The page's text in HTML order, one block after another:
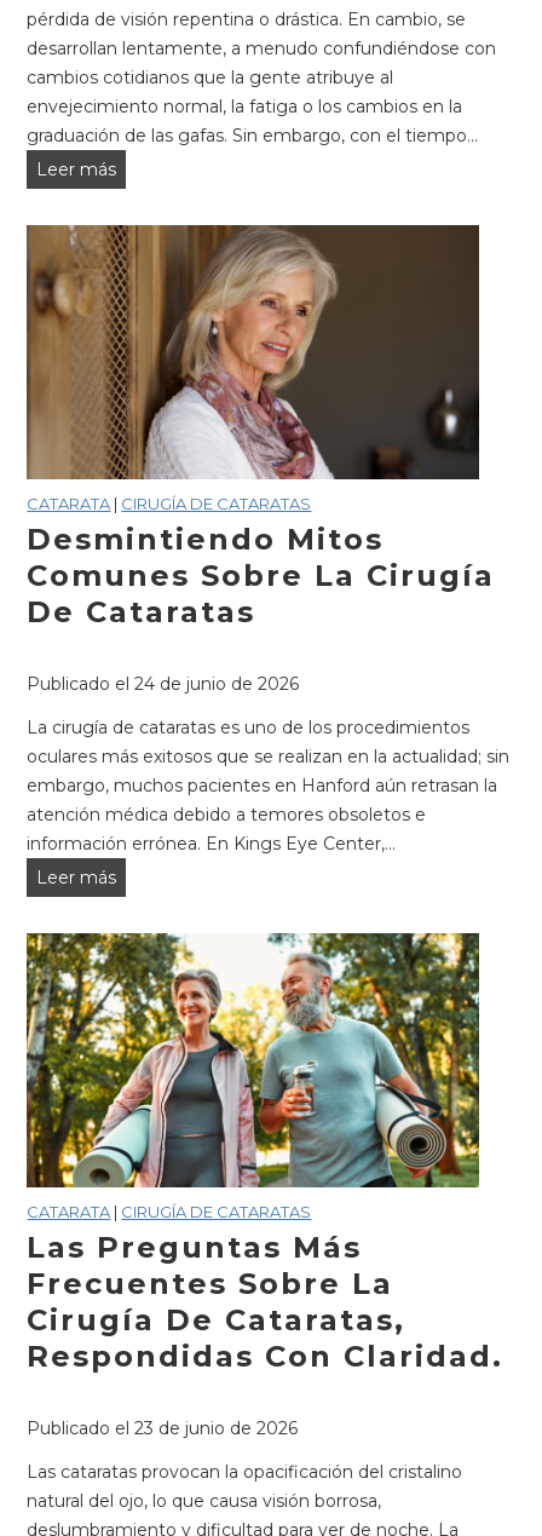
pérdida de visión repentina o drástica. En cambio, se
desarrollan lentamente, a menudo confundiéndose con
cambios cotidianos que la gente atribuye al
envejecimiento normal, la fatiga o los cambios en la
graduación de las gafas. Sin embargo, con el tiempo...
Leer másEvaluación
la
visión
en
casos
de
cataratas:
por
qué
es
la
evaluación
temprana.
CATARATA | CIRUGÍA DE CATARATAS
Desmintiendo Mitos
Comunes Sobre La Cirugía
De Cataratas
Publicado el24 de junio de 2026
La cirugía de cataratas es uno de los procedimientos
oculares más exitosos que se realizan en la actualidad; sin
embargo, muchos pacientes en Hanford aún retrasan la
atención médica debido a temores obsoletos e
información errónea. En Kings Eye Center,...
Leer másDesmintiendo
comunes
sobre
la
cirugía
de
cataratas
CATARATA | CIRUGÍA DE CATARATAS
Las Preguntas Más
Frecuentes Sobre La
Cirugía De Cataratas,
Respondidas Con Claridad.
Publicado el23 de junio de 2026
Las cataratas provocan la opacificación del cristalino
natural del ojo, lo que causa visión borrosa,
deslumbramiento y dificultad para ver de noche. La